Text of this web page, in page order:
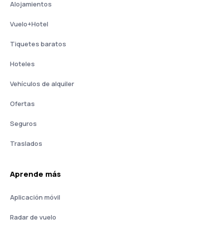
Alojamientos
Vuelo+Hotel
Tiquetes baratos
Hoteles
Vehículos de alquiler
Ofertas
Seguros
Traslados
Aprende más
Aplicación móvil
Radar de vuelo